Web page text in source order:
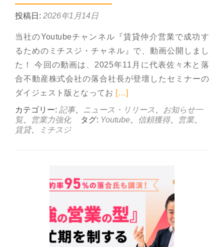
投稿日: 2026年1月14日
当社のYoutubeチャンネル『賃貸仲介営業で成功す
るためのミチスジ・チャネル』で、動画公開しまし
た！ 今回の動画は、2025年11月に代表佐々木と落
合不動産株式会社の落合社長が登壇したセミナーの
ダイジェスト版となってお Read more about YouTube
[…]
カテゴリー: 記事、 ニュース・リリース
お知らせ一
覧、 営業力強化 タグ: Youtube 信頼獲得、 営業、
賃貸、 ミチスジ